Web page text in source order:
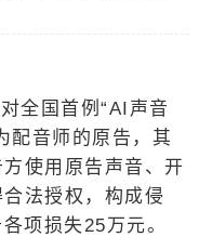
全国首例“AI声音
配音师的原告，其
使用原告声音、开
法授权，构成侵
项损失25万元。